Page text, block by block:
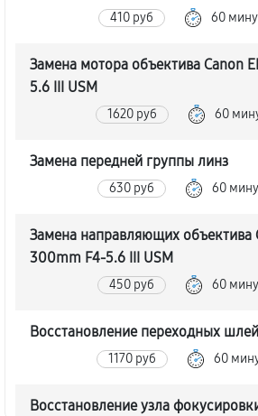
410 руб 60
Замена мотора объектива Canon
5.6 III USM
1620 руб 60
Замена передней группы линз
630 руб 60
Замена направляющих объектива
300mm F4-5.6 III USM
450 руб 60
Восстановление переходных
1170 руб 60
Восстановление узла